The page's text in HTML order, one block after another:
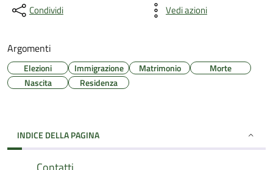
Condividi Vedi azioni
Argomenti
Elezioni Immigrazione Matrimonio
Morte
Nascita
Residenza
INDICE DELLA PAGINA